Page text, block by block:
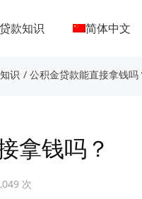
贷款知识 简体中文
识 / 公积金贷款能直接拿钱吗
拿钱吗？
次